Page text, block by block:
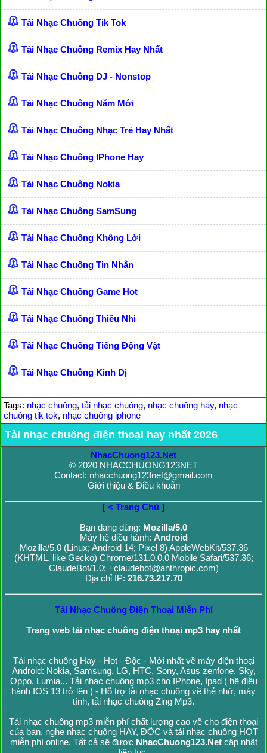
Tải Nhạc Chuông Tik Tok
Tải Nhạc Chuông Remix Hay Nhất
Tải Nhạc Chuông DJ - Nonstop
Tải Nhạc Chuông Năm Mới
Tải Nhạc Chuông Nhạc Trẻ Hay Nhất
Tải Nhạc Chuông IPhone Hay
Tải Nhạc Chuông Nokia
Tải Nhạc Chuông SamSung
Tải Nhạc Chuông Không Lời
Tải Nhạc Chuông Tin Nhắn
Tải Nhạc Chuông Game Hot
Tải Nhạc Chuông Thiếu Nhi
Tải Nhạc Chuông Tiếng Động Vật
Tải Nhạc Chuông Kinh Dị
Tags: nhạc chuông, tải nhạc chuông, nhạc chuông hay, nhạc
chuông tik tok, nhạc chuông iphone
Tải nhạc chuông điện thoại hay nhất 2026
NhacChuong123.Net
© 2020 NHACCHUONG123NET
Contact: nhacchuong123net@gmail.com
Giới thiệu & Điều khoản
[ < Trang Chủ ]
Bạn đang dùng: Mozilla/5.0
Máy hệ điều hành: Android
Mozilla/5.0 (Linux; Android 14; Pixel 8) AppleWebKit/537.36
(KHTML, like Gecko) Chrome/131.0.0.0 Mobile Safari/537.36;
ClaudeBot/1.0; +claudebot@anthropic.com)
Địa chỉ IP: 216.73.217.70
Tải Nhạc Chuông Điện Thoại Miễn Phí
Trang web tải nhạc chuông điện thoại mp3 hay nhất
Tải nhạc chuông Hay - Hot - Độc - Mới nhất về máy điện thoại
Android: Nokia, Samsung, LG, HTC, Sony, Asus zenfone, Sky,
Oppo, Lumia... Tải nhạc chuông mp3 cho IPhone, Ipad ( hệ điều
hành IOS 13 trở lên ) - Hỗ trợ tải nhạc chuông về thẻ nhớ, máy
tính, tải nhạc chuông Zing Mp3.
Tải nhạc chuông mp3 miễn phí chất lượng cao về cho điện thoại
của bạn, nghe nhạc chuông HAY, ĐỘC và tải nhạc chuông HOT
miễn phí online. Tất cả sẽ được NhacChuong123.Netcập nhật